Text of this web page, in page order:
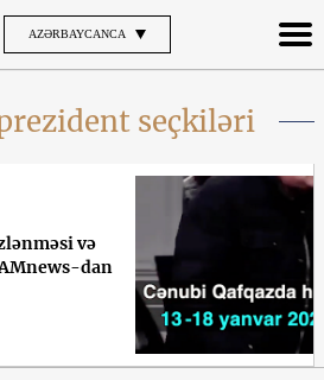
AZƏRBAYCANCA
seçkiləri
və
dan